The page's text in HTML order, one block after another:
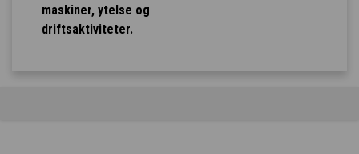
maskiner, ytelse og
driftsaktiviteter.